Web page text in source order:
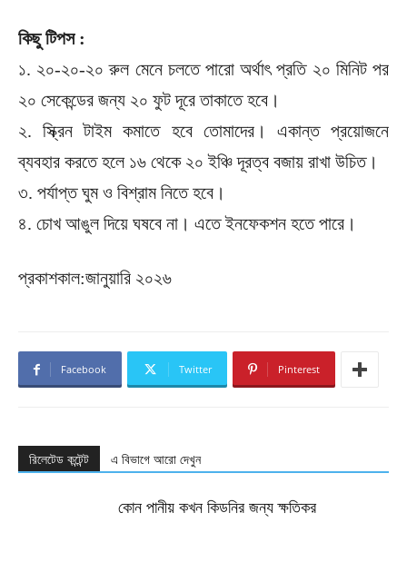
কিছু টিপস :
১. ২০-২০-২০ রুল মেনে চলতে পারো অর্থাৎ প্রতি ২০ মিনিট পর
২০ সেকেন্ডের জন্য ২০ ফুট দূরে তাকাতে হবে।
২. স্ক্রিন টাইম কমাতে হবে তোমাদের। একান্ত প্রয়োজনে
ব্যবহার করতে হলে ১৬ থেকে ২০ ইঞ্চি দূরত্ব বজায় রাখা উচিত।
৩. পর্যাপ্ত ঘুম ও বিশ্রাম নিতে হবে।
৪. চোখ আঙুল দিয়ে ঘষবে না। এতে ইনফেকশন হতে পারে।
প্রকাশকাল:জানুয়ারি ২০২৬
Facebook Twitter Pinterest
রিলেটেড কন্টেন্ট এ বিভাগে আরো দেখুন
কোন পানীয় কখন কিডনির জন্য ক্ষতিকর